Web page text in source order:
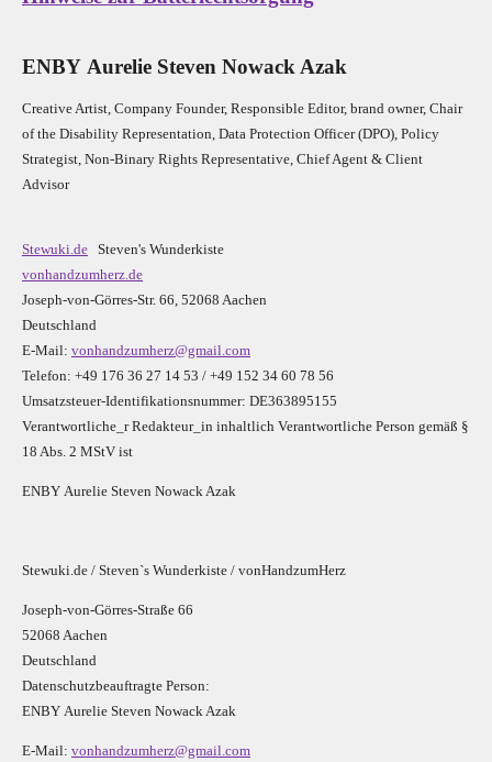
ENBY Aurelie Steven Nowack Azak
Creative Artist, Company Founder, Responsible Editor, brand owner, Chair
of the Disability Representation, Data Protection Officer (DPO), Policy
Strategist, Non-Binary Rights Representative, Chief Agent & Client
Advisor
Stewuki.de Steven's Wunderkiste
vonhandzumherz.de
Joseph-von-Görres-Str. 66, 52068 Aachen
Deutschland
E-Mail: vonhandzumherz@gmail.com
Telefon: +49 176 36 27 14 53 / +49 152 34 60 78 56
Umsatzsteuer-Identifikationsnummer: DE363895155
Verantwortliche_r Redakteur_in inhaltlich Verantwortliche Person gemäß §
18 Abs. 2 MStV ist
ENBY Aurelie Steven Nowack Azak
Stewuki.de / Steven`s Wunderkiste / vonHandzumHerz
Joseph-von-Görres-Straße 66
52068 Aachen
Deutschland
Datenschutzbeauftragte Person:
ENBY Aurelie Steven Nowack Azak
E-Mail: vonhandzumherz@gmail.com